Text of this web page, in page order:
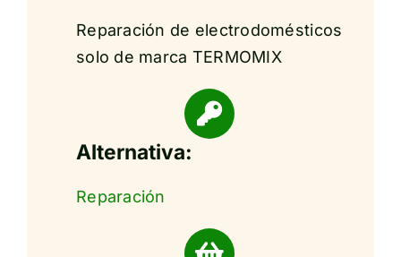
Reparación de electrodomésticos
solo de marca TERMOMIX
Alternativa:
Reparación